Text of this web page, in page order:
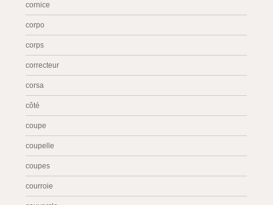
cornice
corpo
corps
correcteur
corsa
côté
coupe
coupelle
coupes
courroie